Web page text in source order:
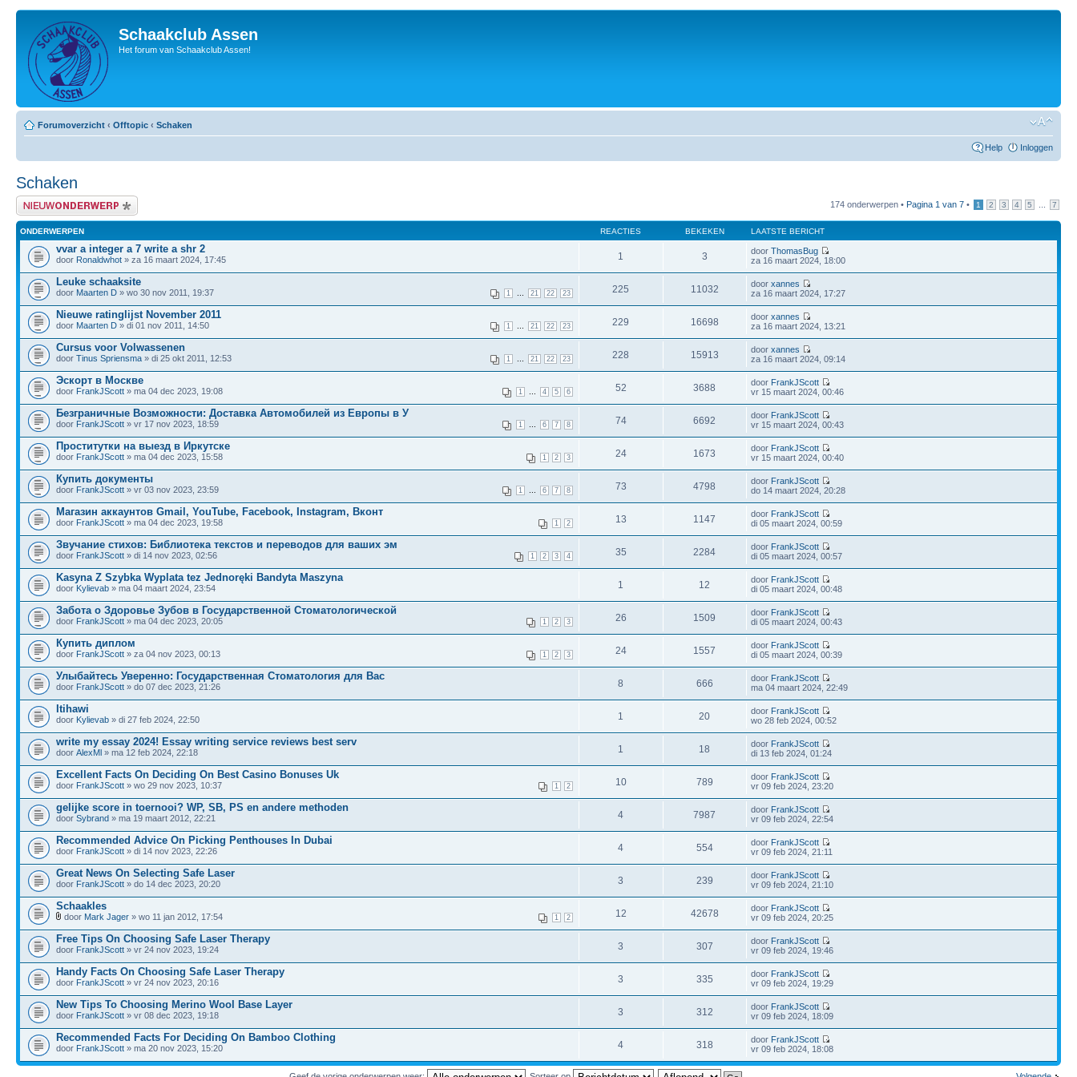
Schaakclub Assen
Het forum van Schaakclub Assen!
Forumoverzicht ‹ Offtopic ‹ Schaken
Help Inloggen
Schaken
Plaats een nieuw bericht 174 onderwerpen • Pagina 1 van 7 • 1 2 3 4 5 7
ONDERWERPEN REACTIES BEKEKEN LAATSTE BERICHT
vvar a integer a 7 write a shr 2
door Ronaldwhot » za 16 maart 2024, 17:45 1 3 doorThomasBug
za 16 maart 2024, 18:00
Leuke schaaksite
1 21 22 23
door Maarten D » wo 30 nov 2011, 19:37 225 11032 doorxannes
za 16 maart 2024, 17:27
Nieuwe ratinglijst November 2011
1 21 22 23
door Maarten D » di 01 nov 2011, 14:50 229 16698 doorxannes
za 16 maart 2024, 13:21
Cursus voor Volwassenen
1 21 22 23
door Tinus Spriensma » di 25 okt 2011, 12:53 228 15913 doorxannes
za 16 maart 2024, 09:14
Эскорт в Москве
1 4 5 6
door FrankJScott » ma 04 dec 2023, 19:08 52 3688 door FrankJScott
vr 15 maart 2024, 00:46
Безграничные Возможности: Доставка Автомобилей из Европы в У
1 6 7 8
door FrankJScott » vr 17 nov 2023, 18:59 74 6692 door FrankJScott
vr 15 maart 2024, 00:43
Проститутки на выезд в Иркутске
1 2 3
door FrankJScott » ma 04 dec 2023, 15:58 24 1673 door FrankJScott
vr 15 maart 2024, 00:40
Купить документы
1 6 7 8
door FrankJScott » vr 03 nov 2023, 23:59 73 4798 door FrankJScott
do 14 maart 2024, 20:28
Магазин аккаунтов Gmail, YouTube, Facebook, Instagram, Вконт
1 2
door FrankJScott » ma 04 dec 2023, 19:58 13 1147 door FrankJScott
di 05 maart 2024, 00:59
Звучание стихов: Библиотека текстов и переводов для ваших эм
1 2 3 4
door FrankJScott » di 14 nov 2023, 02:56 35 2284 door FrankJScott
di 05 maart 2024, 00:57
Kasyna Z Szybka Wyplata tez Jednoręki Bandyta Maszyna
door Kylievab » ma 04 maart 2024, 23:54 1 12 door FrankJScott
di 05 maart 2024, 00:48
Забота о Здоровье Зубов в Государственной Стоматологической
1 2 3
door FrankJScott » ma 04 dec 2023, 20:05 26 1509 door FrankJScott
di 05 maart 2024, 00:43
Купить диплом
1 2 3
door FrankJScott » za 04 nov 2023, 00:13 24 1557 door FrankJScott
di 05 maart 2024, 00:39
Улыбайтесь Уверенно: Государственная Стоматология для Вас
door FrankJScott » do 07 dec 2023, 21:26 8 666 door FrankJScott
ma 04 maart 2024, 22:49
Itihawi
door Kylievab » di 27 feb 2024, 22:50 1 20 door FrankJScott
wo 28 feb 2024, 00:52
write my essay 2024! Essay writing service reviews best serv
door AlexMl » ma 12 feb 2024, 22:18 1 18 door FrankJScott
di 13 feb 2024, 01:24
Excellent Facts On Deciding On Best Casino Bonuses Uk
1 2
door FrankJScott » wo 29 nov 2023, 10:37 10 789 door FrankJScott
vr 09 feb 2024, 23:20
gelijke score in toernooi? WP, SB, PS en andere methoden
door Sybrand » ma 19 maart 2012, 22:21 4 7987 door FrankJScott
vr 09 feb 2024, 22:54
Recommended Advice On Picking Penthouses In Dubai
door FrankJScott » di 14 nov 2023, 22:26 4 554 door FrankJScott
vr 09 feb 2024, 21:11
Great News On Selecting Safe Laser
door FrankJScott » do 14 dec 2023, 20:20 3 239 door FrankJScott
vr 09 feb 2024, 21:10
Schaakles
1 2
door Mark Jager » wo 11 jan 2012, 17:54 12 42678 door FrankJScott
vr 09 feb 2024, 20:25
Free Tips On Choosing Safe Laser Therapy
door FrankJScott » vr 24 nov 2023, 19:24 3 307 door FrankJScott
vr 09 feb 2024, 19:46
Handy Facts On Choosing Safe Laser Therapy
door FrankJScott » vr 24 nov 2023, 20:16 3 335 door FrankJScott
vr 09 feb 2024, 19:29
New Tips To Choosing Merino Wool Base Layer
door FrankJScott » vr 08 dec 2023, 19:18 3 312 door FrankJScott
vr 09 feb 2024, 18:09
Recommended Facts For Deciding On Bamboo Clothing
door FrankJScott » ma 20 nov 2023, 15:20 4 318 door FrankJScott
vr 09 feb 2024, 18:08